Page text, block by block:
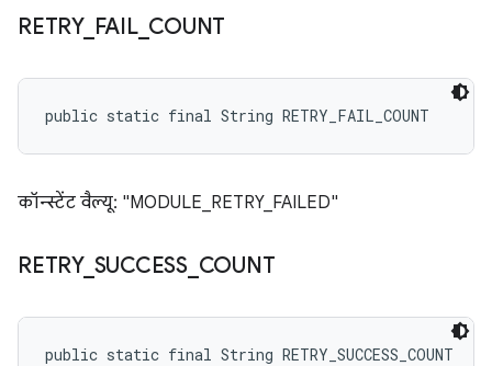
RETRY_ FAIL_ COUNT
public static final String RETRY_FAIL_COUNT
कॉन्स्टेंट वैल्यू: "MODULE_RETRY_FAILED"
RETRY_ SUCCESS_ COUNT
public static final String RETRY_SUCCESS_COUNT